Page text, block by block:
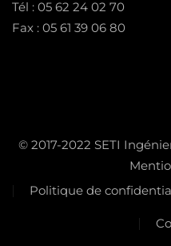
Tél : 05 62 24 02 70
Fax : 05 61 39 06 80
© 2017-2022 SETI
Politique de